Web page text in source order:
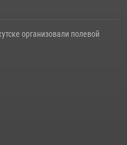
организовали полевой